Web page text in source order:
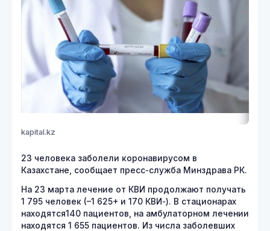
kapital.kz
23 человека заболели коронавирусом в
Казахстане, сообщает пресс-служба Минздрава РК.
На 23 марта лечение от КВИ продолжают получать
1 795 человек (–1 625+ и 170 КВИ-). В стационарах
находятся140 пациентов, на амбулаторном лечении
находятся 1 655 пациентов. Из числа заболевших